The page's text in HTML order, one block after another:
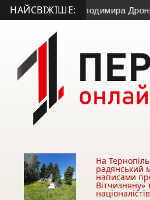
НАЙСВІЖІШЕ:
Володимира Дроня • На 44-
На
радянський
написами
Вітчизняну»